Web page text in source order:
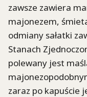
zawsze zawiera
majonezem,
odmiany sałatki
Stanach
polewany jest
zaraz po kapuście